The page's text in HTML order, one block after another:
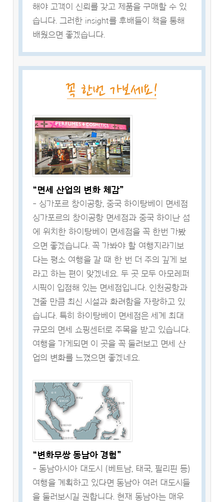
해야 고객이 신뢰를 갖고 제품을 구매할 수 있
습니다. 그러한 insight를 후배들이 책을 통해
배웠으면 좋겠습니다.
“면세 산업의 변화 체감”
- 싱가포르 창이공항, 중국 하이탕베이 면세점
싱가포르의 창이공항 면세점과 중국 하이난 섬
에 위치한 하이탕베이 면세점을 꼭 한번 가봤
으면 좋겠습니다. 꼭 가봐야 할 여행지라기보
다는 평소 여행을 갈 때 한 번 더 주의 깊게 보
라고 하는 편이 맞겠네요. 두 곳 모두 아모레퍼
시픽이 입점해 있는 면세점입니다. 인천공항과
견줄 만큼 최신 시설과 화려함을 자랑하고 있
습니다. 특히 하이탕베이 면세점은 세계 최대
규모의 면세 쇼핑센터로 주목을 받고 있습니다.
여행을 가게되면 이 곳을 꼭 둘러보고 면세 산
업의 변화를 느꼈으면 좋겠네요.
“변화무쌍 동남아 경험”
- 동남아시아 대도시 (베트남, 태국, 필리핀 등)
여행을 계획하고 있다면 동남아 여러 대도시들
을 둘러보시길 권합니다. 현재 동남아는 매우